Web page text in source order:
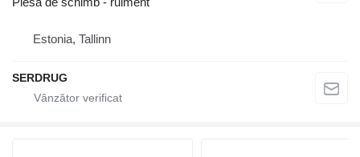
Estonia, Tallinn
SERDRUG